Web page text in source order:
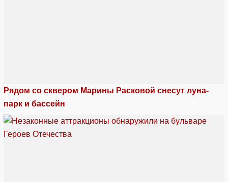
Рядом со сквером Марины Расковой снесут луна-
парк и бассейн